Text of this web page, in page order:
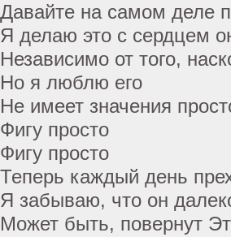
Давайте на самом деле
Я делаю это с сердцем
Независимо от того,
Но я люблю его
Не имеет значения
Фигу просто
Фигу просто
Теперь каждый день
Я забываю, что он
Может быть, повернут